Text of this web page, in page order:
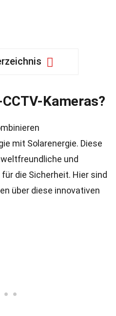
Kameras?
mit Solarenergie. Diese
und
die Sicherheit. Hier sind
über diese innovativen